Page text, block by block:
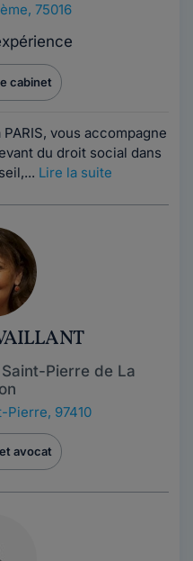
75016
cabinet
vous accompagne
du droit social dans
Lire la suite
Pierre de La
Pierre, 97410
avocat